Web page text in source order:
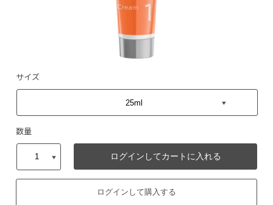
サイズ
数量
ログインしてカートに入れる
ログインして購入する